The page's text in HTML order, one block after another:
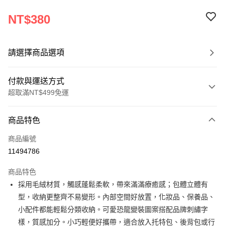
NT$380
請選擇商品選項
付款與運送方式
超取滿NT$499免運
信用卡一次付款
超商取貨付款
Apple Pay
街口支付
悠遊付
商品特色
商品編號
11494786
商品特色
採用毛絨材質，觸感蓬鬆柔軟，帶來滿滿療癒感；包體立體有
型，收納更整齊不易變形。內部空間好放置，化妝品、保養品、
小配件都能輕鬆分類收納。可愛恐龍變裝圖案搭配品牌刺繡字
樣，質感加分。小巧輕便好攜帶，適合放入托特包、後背包或行